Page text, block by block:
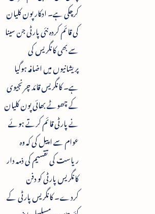
کرچکی ہے۔ ادکار پون کلیان
کی قائم کردہ نئی پارٹی جن سینا
سے بھی کانگریس کی
پریشانیوں میں اضافہ ہوگیا
ہے۔ کانگریس قائد چرنجیوی
کے چھوٹے بھائی پون کلیان
نے پارٹی قائم کرتے ہوئے
عوام سے اپیل کی کہ وہ
ریاست کی تقسیم کی ذمہ دار
کانگریس پارٹی کو دفن
کردے۔ کانگریس پارٹی کے